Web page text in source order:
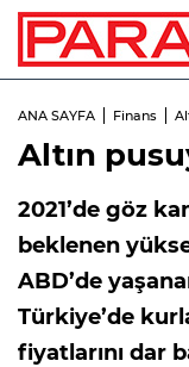
ANA SAYFA Finans
Altın
2021’de göz
beklenen
ABD’de
Türkiye’de
fiyatlarını dar